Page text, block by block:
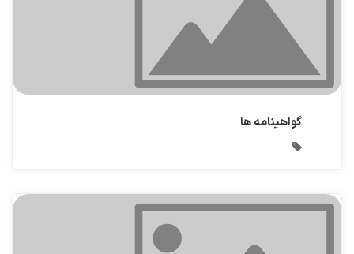
گواهینامه ها